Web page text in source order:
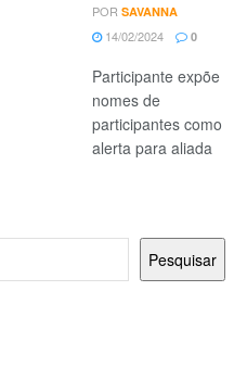
POR SAVANNA
14/02/2024 0
Participante expõe
nomes de
participantes como
alerta para aliada
Pesquisar